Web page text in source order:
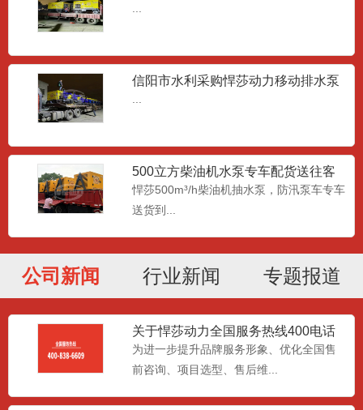
...
信阳市水利采购悍莎动力移动排水泵
...
500立方柴油机水泵专车配货送往客
户现场
悍莎500m³/h柴油机抽水泵，防汛泵车专车
送货到...
公司新闻 行业新闻 专题报道
关于悍莎动力全国服务热线400电话
升级变更的公告
为进一步提升品牌服务形象、优化全国售
前咨询、项目选型、售后维...
6寸小型汽油机水泵
高扬程防汛泵是相对大流量的泵而言，大
流量的防汛轴流泵一般扬程...